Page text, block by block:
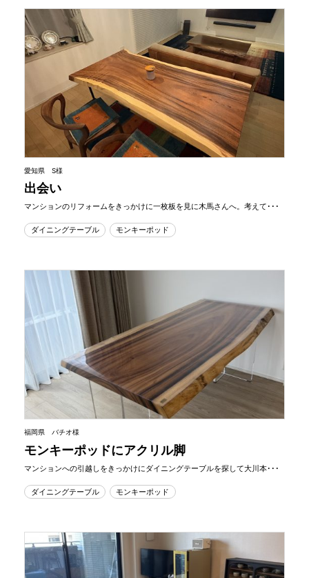
愛知県 S様
出会い
マンションのリフォームをきっかけに一枚板を見に木馬さんへ。考えて･･･
ダイニングテーブル モンキーポッド
福岡県 バチオ様
モンキーポッドにアクリル脚
マンションへの引越しをきっかけにダイニングテーブルを探して大川本･･･
ダイニングテーブル モンキーポッド